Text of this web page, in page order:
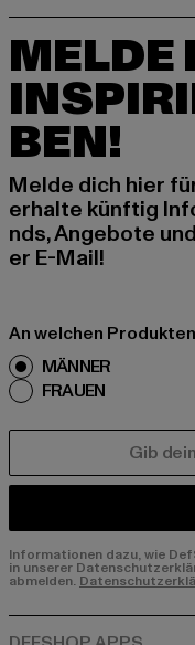
MELDE
BEN!
Melde dich hier
erhalte künftig
nds, Angebote
er E-Mail!
An welchen
MÄNNER
FRAUEN
Informationen dazu, wie
in unserer
abmelden.